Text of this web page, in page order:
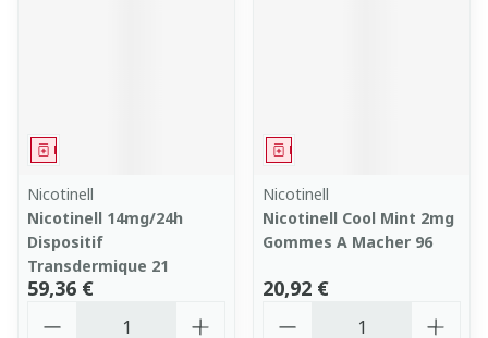
Médicament
Nicotinell
Nicotinell 14mg/24h
Dispositif
Transdermique 21
59,36 €
Médicament
Nicotinell
Nicotinell Cool Mint 2mg
Gommes A Macher 96
20,92 €